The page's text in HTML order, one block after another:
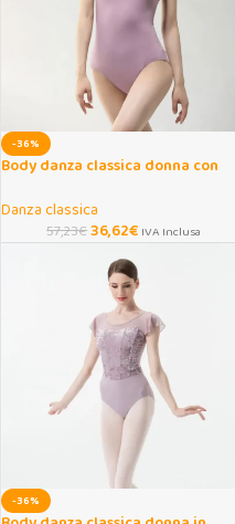
-36%
Body danza classica donna con
Danza classica
57,23€36,62€ IVA Inclusa
-36%